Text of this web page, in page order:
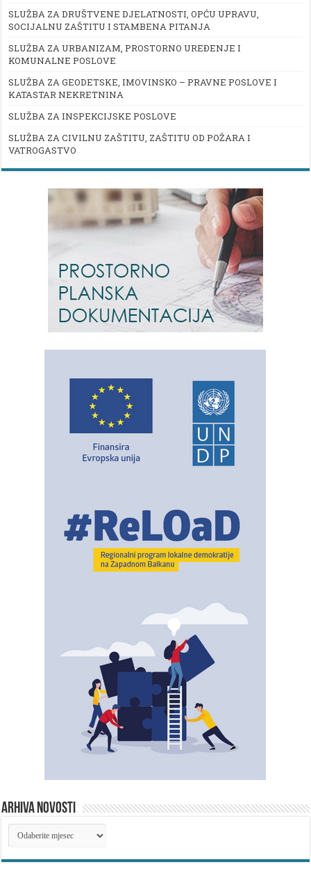
SLUŽBA ZA DRUŠTVENE DJELATNOSTI, OPĆU UPRAVU,
SOCIJALNU ZAŠTITU I STAMBENA PITANJA
SLUŽBA ZA URBANIZAM, PROSTORNO UREĐENJE I
KOMUNALNE POSLOVE
SLUŽBA ZA GEODETSKE, IMOVINSKO – PRAVNE POSLOVE I
KATASTAR NEKRETNINA
SLUŽBA ZA INSPEKCIJSKE POSLOVE
SLUŽBA ZA CIVILNU ZAŠTITU, ZAŠTITU OD POŽARA I
VATROGASTVO
ARHIVA NOVOSTI
ARHIVA
NOVOSTI